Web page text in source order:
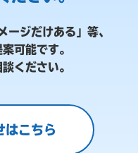
ージだけある」等、
可能です。
ください。
はこちら